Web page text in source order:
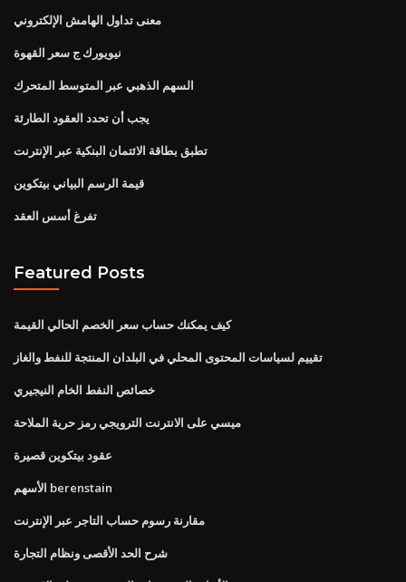
معنى تداول الهامش الإلكتروني
نيويورك ج سعر القهوة
السهم الذهبي عبر المتوسط ​​المتحرك
يجب أن تحدد العقود الطارئة
تطبق بطاقة الائتمان البنكية عبر الإنترنت
قيمة الرسم البياني بيتكوين
تفرغ أسس العقد
Featured Posts
كيف يمكنك حساب سعر الخصم الحالي القيمة
تقييم لسياسات المحتوى المحلي في البلدان المنتجة للنفط والغاز
خصائص النفط الخام النيجيري
ميسي على الانترنت الترويجي رمز حرية الملاحة
عقود بيتكوين قصيرة
الأسهم berenstain
مقارنة رسوم حساب التاجر عبر الإنترنت
شرح الحد الأقصى ونظام التجارة